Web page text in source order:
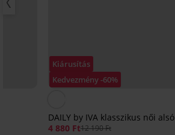
Kiárusítás
Kedvezmény -60%
DAILY by IVA klasszikus női alsó
4 880 Ft12 190 Ft